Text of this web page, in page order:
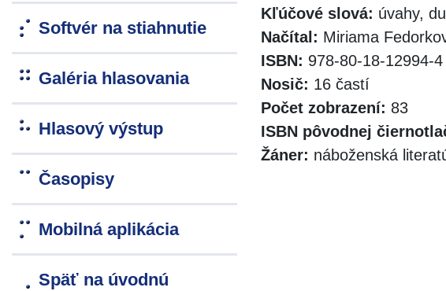
Softvér na stiahnutie
Galéria hlasovania
Hlasový výstup
Časopisy
Mobilná aplikácia
Späť na úvodnú
Kľúčové slová: úvahy,
Načítal: Miriama
ISBN: 978-80-18-12994-4
Nosič: 16 častí
Počet zobrazení: 83
ISBN pôvodnej
Žáner: náboženská